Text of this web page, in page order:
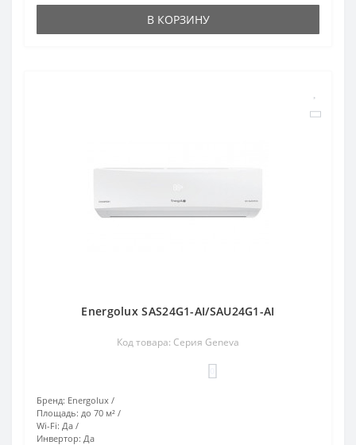
В КОРЗИНУ
Energolux SAS24G1-AI/SAU24G1-AI
Код товара: Серия Geneva
Бренд: Energolux
Площадь: до 70 м²
Wi-Fi: Да
Инвертор: Да